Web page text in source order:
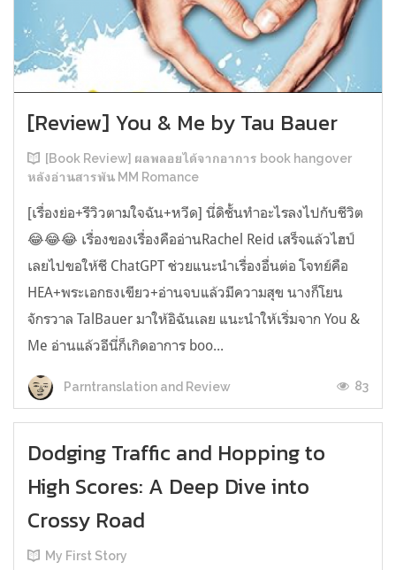
[Review] You & Me by Tau Bauer
[Book Review] ผลพลอยได้จากอาการ book hangover
หลังอ่านสารพัน MM Romance
[เรื่องย่อ+รีวิวตามใจฉัน+หวีด] นี่ดิชั้นทำอะไรลงไปกับชีวิต
😂😂😂 เรื่องของเรื่องคืออ่านRachel Reid เสร็จแล้วไฮป์
เลยไปขอให้ชี ChatGPT ช่วยแนะนำเรื่องอื่นต่อ โจทย์คือ
HEA+พระเอกธงเขียว+อ่านจบแล้วมีความสุข นางก็โยน
จักรวาล TalBauer มาให้อิฉันเลย แนะนำให้เริ่มจาก You &
Me อ่านแล้วอีนี่ก็เกิดอาการ boo...
Parntranslation and Review 83
Dodging Traffic and Hopping to
High Scores: A Deep Dive into
Crossy Road
My First Story